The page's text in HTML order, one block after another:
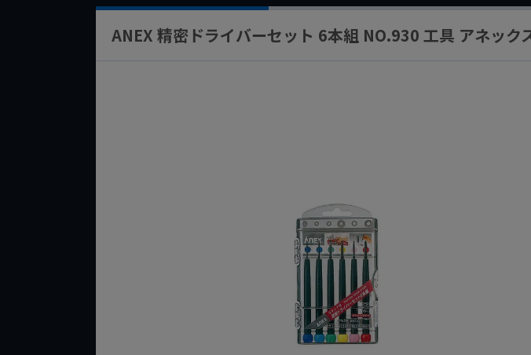
ANEX 精密ドライバーセット 6本組 NO.930 工具 アネック